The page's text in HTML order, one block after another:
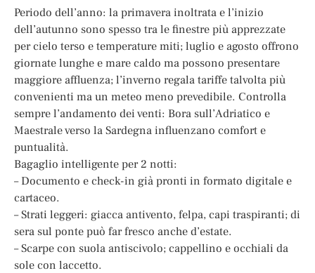
Periodo dell’anno: la primavera inoltrata e l’inizio
dell’autunno sono spesso tra le finestre più apprezzate
per cielo terso e temperature miti; luglio e agosto offrono
giornate lunghe e mare caldo ma possono presentare
maggiore affluenza; l’inverno regala tariffe talvolta più
convenienti ma un meteo meno prevedibile. Controlla
sempre l’andamento dei venti: Bora sull’Adriatico e
Maestrale verso la Sardegna influenzano comfort e
puntualità.
Bagaglio intelligente per 2 notti:
– Documento e check-in già pronti in formato digitale e
cartaceo.
– Strati leggeri: giacca antivento, felpa, capi traspiranti; di
sera sul ponte può far fresco anche d’estate.
– Scarpe con suola antiscivolo; cappellino e occhiali da
sole con laccetto.